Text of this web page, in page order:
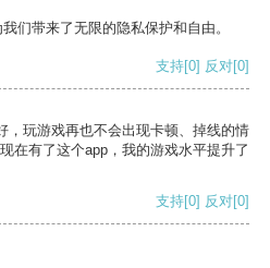
们带来了无限的隐私保护和自由。
支持[0] 反对[0]
，玩游戏再也不会出现卡顿、掉线的情
在有了这个app，我的游戏水平提升了
支持[0] 反对[0]